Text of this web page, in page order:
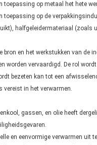
op metaal het hete
toepassing op de
halfgeleidermateriaal (zoals
en het werkstukken van de
worden vervaardigd. De rol
bezeten kan tot een
vereist in het verwarmen.
gassen, en olie heeft
en eenvormige verwarmen uit